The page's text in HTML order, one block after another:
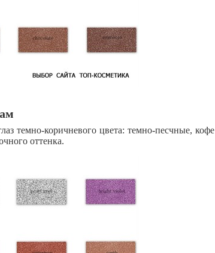
темно-коричневого цвета: ​​темно-песчные, кофе
оттенка.